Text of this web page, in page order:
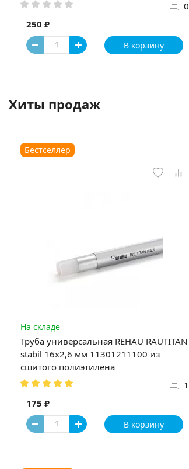
0
250 ₽
В корзину
Хиты продаж
Бестселлер
На складе
Труба универсальная REHAU RAUTITAN
stabil 16х2,6 мм 11301211100 из
сшитого полиэтилена
1
175 ₽
В корзину